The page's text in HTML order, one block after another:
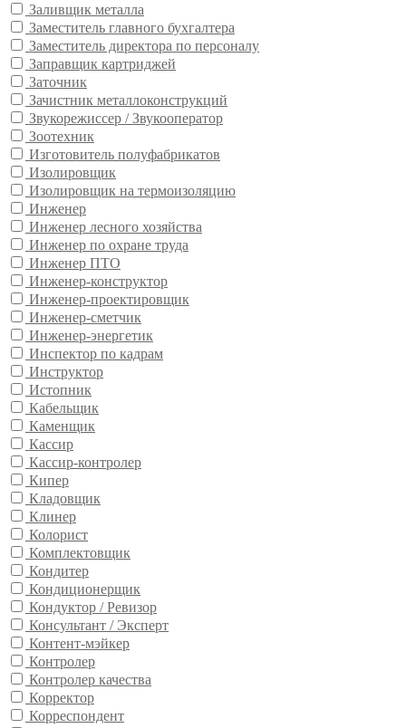
Заливщик металла
Заместитель главного бухгалтера
Заместитель директора по персоналу
Заправщик картриджей
Заточник
Зачистник металлоконструкций
Звукорежиссер / Звукооператор
Зоотехник
Изготовитель полуфабрикатов
Изолировщик
Изолировщик на термоизоляцию
Инженер
Инженер лесного хозяйства
Инженер по охране труда
Инженер ПТО
Инженер-конструктор
Инженер-проектировщик
Инженер-сметчик
Инженер-энергетик
Инспектор по кадрам
Инструктор
Истопник
Кабельщик
Каменщик
Кассир
Кассир-контролер
Кипер
Кладовщик
Клинер
Колорист
Комплектовщик
Кондитер
Кондиционерщик
Кондуктор / Ревизор
Консультант / Эксперт
Контент-мэйкер
Контролер
Контролер качества
Корректор
Корреспондент